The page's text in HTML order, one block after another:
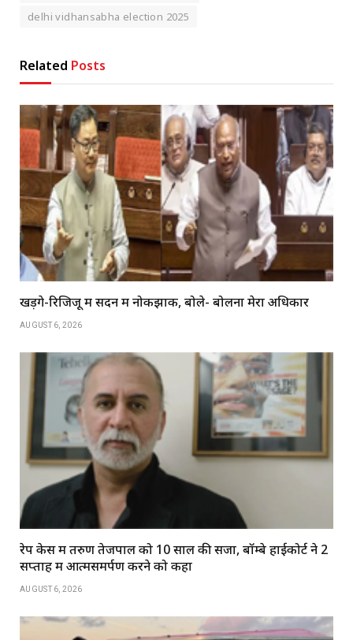
delhi vidhansabha election 2025
Related Posts
खड़गे-रिजिजू में सदन में नोकझोंक, बोले- बोलना मेरा अधिकार
AUGUST 6, 2026
रेप केस में तरुण तेजपाल को 10 साल की सजा, बॉम्बे हाईकोर्ट ने 2
सप्ताह में आत्मसमर्पण करने को कहा
AUGUST 6, 2026